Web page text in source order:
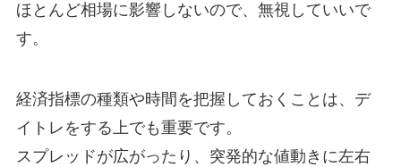
ほとんど相場に影響しないので、無視していいで
す。
経済指標の種類や時間を把握しておくことは、デ
イトレをする上でも重要です。
スプレッドが広がったり、突発的な値動きに左右